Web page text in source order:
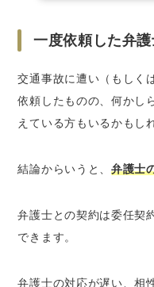
一度依頼した弁
交通事故に遭い（もしく
依頼したものの、何かし
えている方もいるかもし
結論からいうと、弁護士
弁護士との契約は委任契
できます。
弁護士の対応が遅い、相